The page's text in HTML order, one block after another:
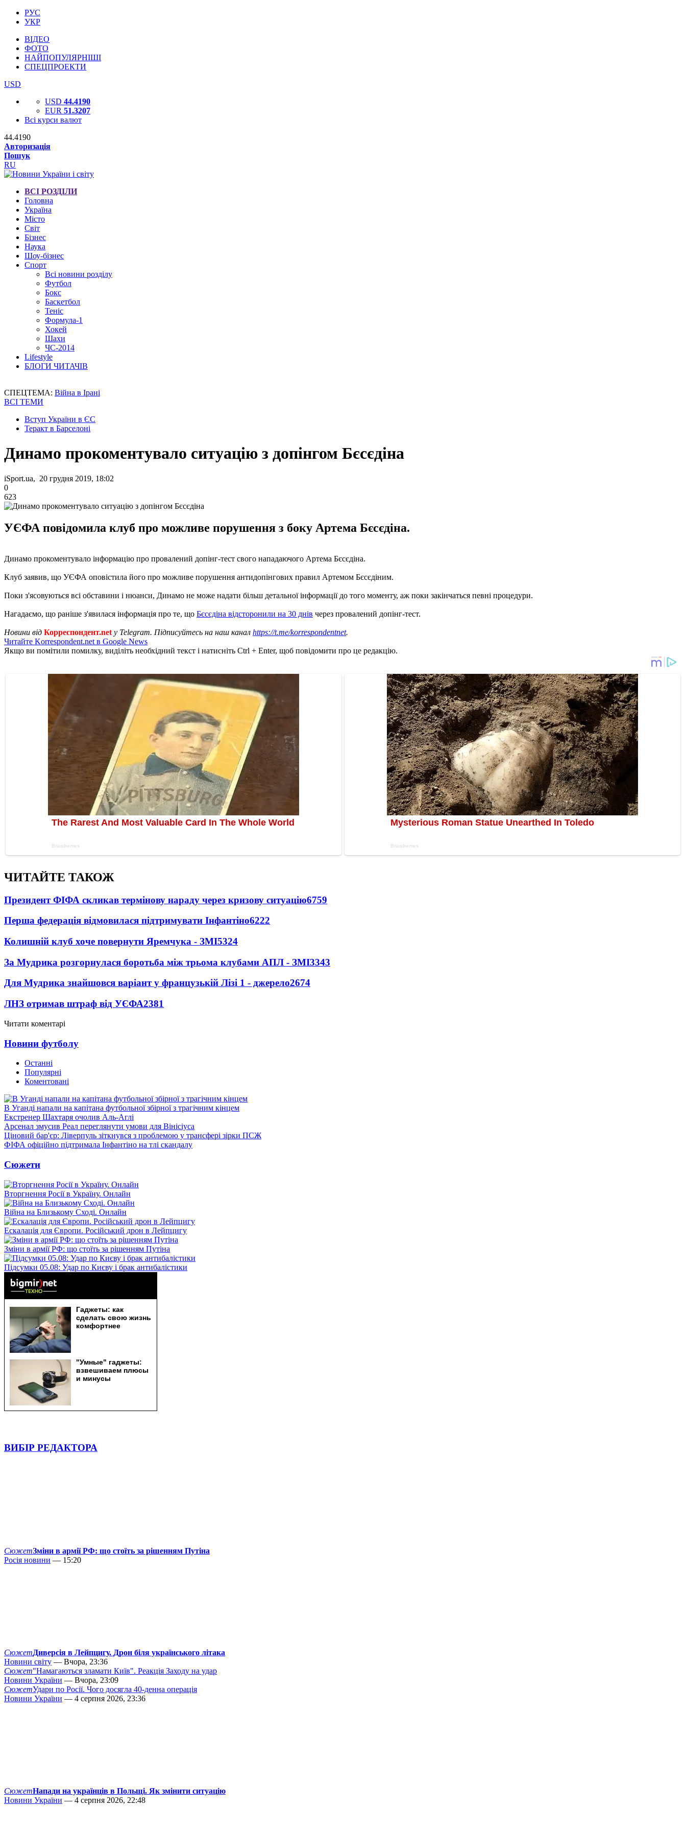
РУС
УКР
ВІДЕО
ФОТО
НАЙПОПУЛЯРНІШІ
СПЕЦПРОЕКТИ
USD
USD 44.4190
EUR 51.3207
Всі курси валют
44.4190
Авторизація
Пошук
RU
ВСІ РОЗДІЛИ
Головна
Україна
Місто
Світ
Бізнес
Наука
Шоу-бізнес
Спорт
Всі новини розділу
Футбол
Бокс
Баскетбол
Теніс
Формула-1
Хокей
Шахи
ЧС-2014
Lifestyle
БЛОГИ ЧИТАЧІВ
СПЕЦТЕМА: Війна в Ірані
ВСІ ТЕМИ
Вступ України в ЄС
Теракт в Барселоні
Динамо прокоментувало ситуацію з допінгом Бєсєдіна
iSport.ua, 20 грудня 2019, 18:02
0
623
УЄФА повідомила клуб про можливе порушення з боку Артема Бєсєдіна.
Динамо прокоментувало інформацію про провалений допінг-тест свого нападаючого Артема Бєсєдіна.
Клуб заявив, що УЄФА оповістила його про можливе порушення антидопінгових правил Артемом Бєсєдіним.
Поки з'ясовуються всі обставини і нюанси, Динамо не може надати більш детальної інформації до того моменту, аж поки закінчаться певні процедури.
Нагадаємо, що раніше з'явилася інформація про те, що Бєсєдіна відсторонили на 30 днів через провалений допінг-тест.
Новини від Корреспондент.net у Telegram. Підписуйтесь на наш канал https://t.me/korrespondentnet.
Читайте Korrespondent.net в Google News
Якщо ви помітили помилку, виділіть необхідний текст і натисніть Ctrl + Enter, щоб повідомити про це редакцію.
ЧИТАЙТЕ ТАКОЖ
Президент ФІФА скликав термінову нараду через кризову ситуацію6759
Перша федерація відмовилася підтримувати Інфантіно6222
Колишній клуб хоче повернути Яремчука - ЗМІ5324
За Мудрика розгорнулася боротьба між трьома клубами АПЛ - ЗМІ3343
Для Мудрика знайшовся варіант у французькій Лізі 1 - джерело2674
ЛНЗ отримав штраф від УЄФА2381
Читати коментарі
Новини футболу
Останні
Популярні
Коментовані
В Уганді напали на капітана футбольної збірної з трагічним кінцем
Екстренер Шахтаря очолив Аль-Аглі
Арсенал змусив Реал переглянути умови для Вінісіуса
Ціновий бар'єр: Ліверпуль зіткнувся з проблемою у трансфері зірки ПСЖ
ФІФА офіційно підтримала Інфантіно на тлі скандалу
Сюжети
Вторгнення Росії в Україну. Онлайн
Війна на Близькому Сході. Онлайн
Ескалація для Європи. Російський дрон в Лейпцигу
Зміни в армії РФ: що стоїть за рішенням Путіна
Підсумки 05.08: Удар по Києву і брак антибалістики
ВИБІР РЕДАКТОРА
СюжетЗміни в армії РФ: що стоїть за рішенням Путіна
Росія новини — 15:20
СюжетДиверсія в Лейпцигу. Дрон біля українського літака
Новини світу — Вчора, 23:36
Сюжет"Намагаються зламати Київ". Реакція Заходу на удар
Новини України — Вчора, 23:09
СюжетУдари по Росії. Чого досягла 40-денна операція
Новини України — 4 серпня 2026, 23:36
СюжетНапади на українців в Польщі. Як змінити ситуацію
Новини України — 4 серпня 2026, 22:48